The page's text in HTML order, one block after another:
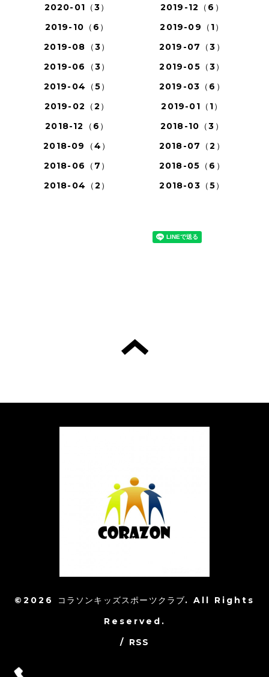
2020-01（3）
2019-12（6）
2019-10（6）
2019-09（1）
2019-08（3）
2019-07（3）
2019-06（3）
2019-05（3）
2019-04（5）
2019-03（6）
2019-02（2）
2019-01（1）
2018-12（6）
2018-10（3）
2018-09（4）
2018-07（2）
2018-06（7）
2018-05（6）
2018-04（2）
2018-03（5）
©2026 コラソンキッズスポーツクラブ. All Rights
Reserved.
/ RSS